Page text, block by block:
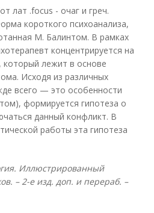
лат .focus - очаг и греч.
короткого психоанализа,
М. Балинтом. В рамках
концентрируется на
лежит в основе
Исходя из различных
всего — это особенности
формируется гипотеза о
данный конфликт. В
работы эта гипотеза
Иллюстрированный
– 2-е изд. доп. и перераб. –